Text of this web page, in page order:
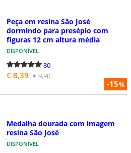
-15%
Peça em resina São José
dormindo para presépio com
figuras 12 cm altura média
DISPONÍVEL
80
€ 8,39 € 9,90
Medalha dourada com imagem
resina São José
DISPONÍVEL